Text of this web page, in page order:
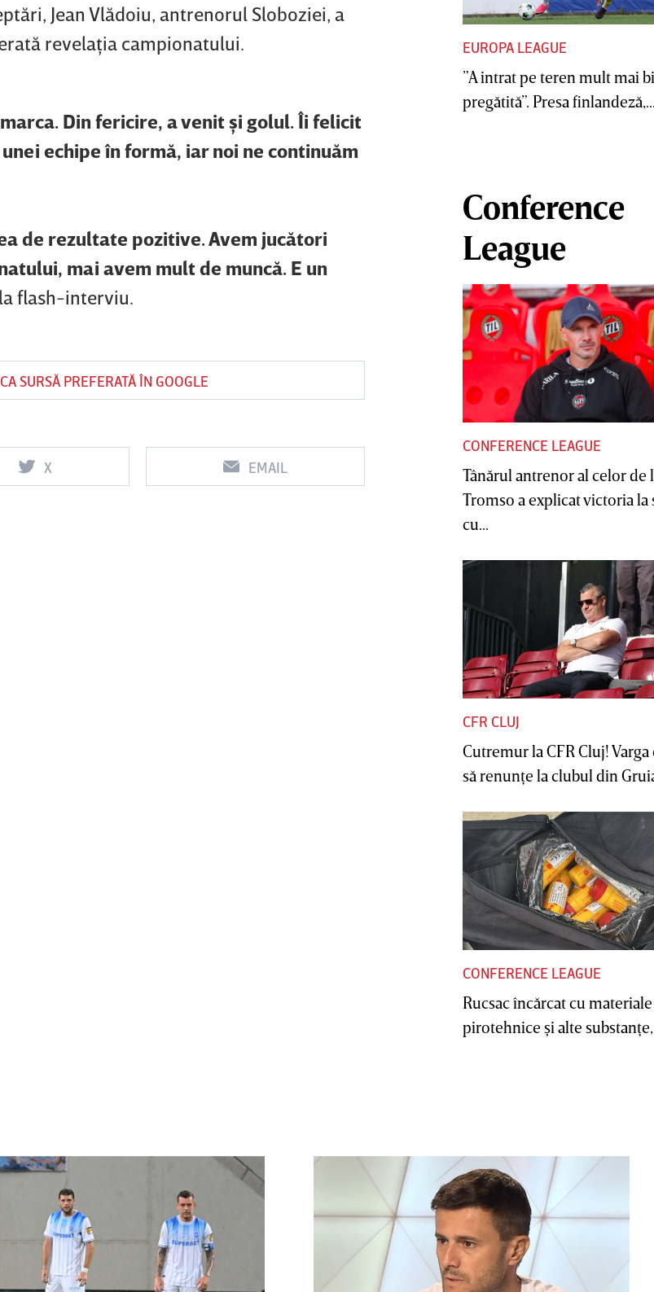
Jean Vlădoiu, antrenorul Sloboziei, a
revelaţia campionatului.
Din fericire, a venit şi golul. Îi felicit
echipe în formă, iar noi ne continuăm
de rezultate pozitive. Avem jucători
mai avem mult de muncă. E un
flash-interviu.
CA SURSĂ PREFERATĂ ÎN GOOGLE
X EMAIL
EUROPA LEAGUE
”A intrat pe teren mult mai
pregătită”. Presa
Conference
League
CONFERENCE LEAGUE
Tânărul antrenor al celor de
Tromso a explicat victoria la
cu...
CFR CLUJ
Cutremur la CFR Cluj! Varga
să renunţe la clubul din
CONFERENCE LEAGUE
Rucsac încărcat cu materiale
pirotehnice şi alte substanţe,